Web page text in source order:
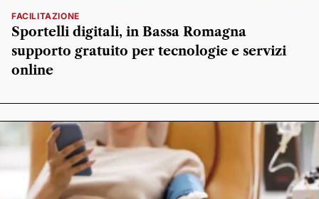
FACILITAZIONE
Sportelli digitali, in Bassa Romagna
supporto gratuito per tecnologie e servizi
online